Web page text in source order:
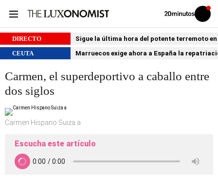
Volver
Iniciar
sesión
DIRECTO
Sigue la última hora del potente terremoto
CEUTA
Marruecos exige ahora a España la
Carmen, el superdeportivo a caballo entre
dos siglos
Carmen Hispano Suiza a
Escucha este artículo